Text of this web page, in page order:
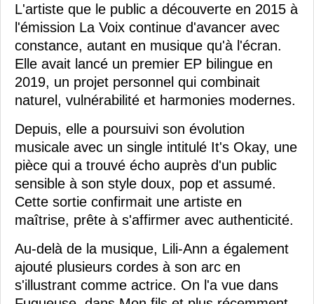
L'artiste que le public a découverte en 2015 à
l'émission La Voix continue d'avancer avec
constance, autant en musique qu'à l'écran.
Elle avait lancé un premier EP bilingue en
2019, un projet personnel qui combinait
naturel, vulnérabilité et harmonies modernes.
Depuis, elle a poursuivi son évolution
musicale avec un single intitulé It's Okay, une
pièce qui a trouvé écho auprès d'un public
sensible à son style doux, pop et assumé.
Cette sortie confirmait une artiste en
maîtrise, prête à s'affirmer avec authenticité.
Au-delà de la musique, Lili-Ann a également
ajouté plusieurs cordes à son arc en
s'illustrant comme actrice. On l'a vue dans